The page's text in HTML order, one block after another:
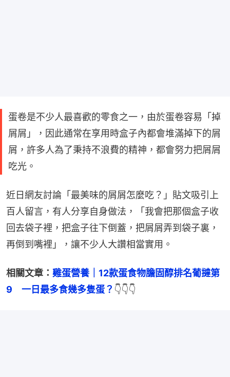
蛋卷是不少人最喜歡的零食之一，由於蛋卷容易「掉
屑屑」，因此通常在享用時盒子內都會堆滿掉下的屑
屑，許多人為了秉持不浪費的精神，都會努力把屑屑
吃光。
近日網友討論「最美味的屑屑怎麼吃？」貼文吸引上
百人留言，有人分享自身做法，「我會把那個盒子收
回去袋子裡，把盒子往下倒蓋，把屑屑弄到袋子裏，
再倒到嘴裡」，讓不少人大讚相當實用。
相關文章： 雞蛋營養｜12款蛋食物膽固醇排名葡撻第
9　一日最多食幾多隻蛋？ 👇👇👇